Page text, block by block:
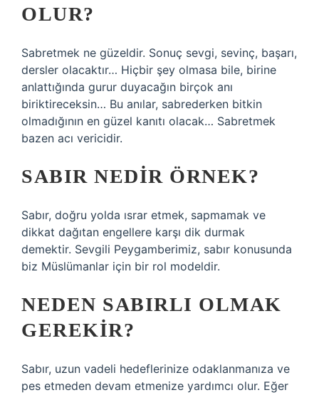
OLUR?
Sabretmek ne güzeldir. Sonuç sevgi, sevinç, başarı,
dersler olacaktır… Hiçbir şey olmasa bile, birine
anlattığında gurur duyacağın birçok anı
biriktireceksin… Bu anılar, sabrederken bitkin
olmadığının en güzel kanıtı olacak… Sabretmek
bazen acı vericidir.
SABIR NEDIR ÖRNEK?
Sabır, doğru yolda ısrar etmek, sapmamak ve
dikkat dağıtan engellere karşı dik durmak
demektir. Sevgili Peygamberimiz, sabır konusunda
biz Müslümanlar için bir rol modeldir.
NEDEN SABIRLI OLMAK
GEREKIR?
Sabır, uzun vadeli hedeflerinize odaklanmanıza ve
pes etmeden devam etmenize yardımcı olur. Eğer